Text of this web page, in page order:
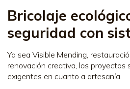
Bricolaje
seguridad con
Ya sea Visible Mending,
renovación creativa, los proyectos
exigentes en cuanto a artesanía.